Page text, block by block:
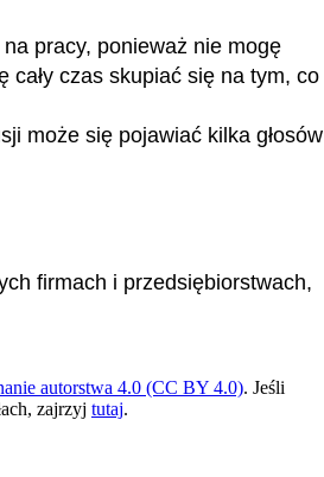
pracy, ponieważ nie mogę
cały czas skupiać się na tym, co
może się pojawiać kilka głosów
firmach i przedsiębiorstwach,
autorstwa 4.0 (CC BY 4.0). Jeśli
zajrzyj tutaj.